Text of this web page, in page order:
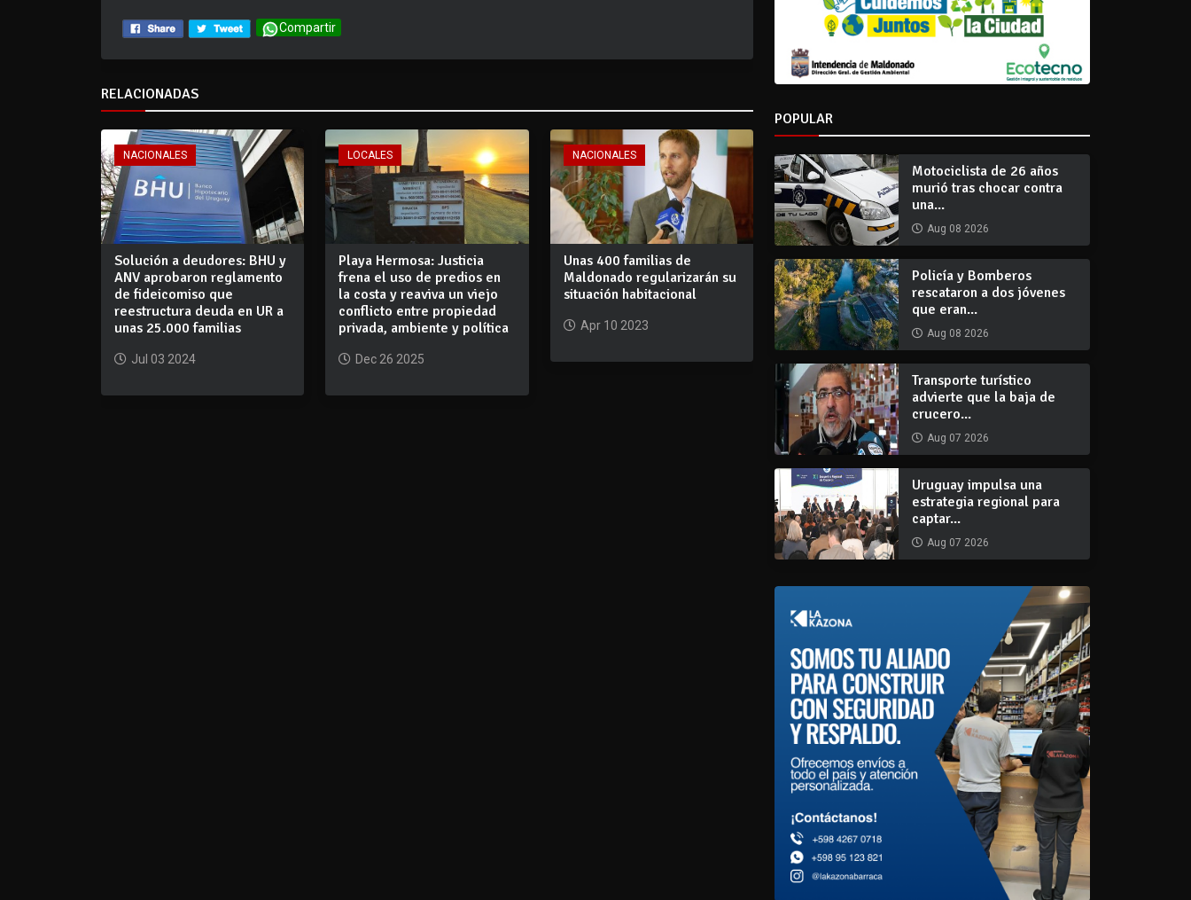
Compartir
RELACIONADAS
NACIONALES
Solución a deudores: BHU y
ANV aprobaron reglamento
de fideicomiso que
reestructura deuda en UR a
unas 25.000 familias
Jul 03 2024
LOCALES
Playa Hermosa: Justicia
frena el uso de predios en
la costa y reaviva un viejo
conflicto entre propiedad
privada, ambiente y política
Dec 26 2025
NACIONALES
Unas 400 familias de
Maldonado regularizarán su
situación habitacional
Apr 10 2023
POPULAR
Motociclista de 26 años
murió tras chocar contra
una...
Aug 08 2026
Policía y Bomberos
rescataron a dos jóvenes
que eran...
Aug 08 2026
Transporte turístico
advierte que la baja de
crucero...
Aug 07 2026
Uruguay impulsa una
estrategia regional para
captar...
Aug 07 2026